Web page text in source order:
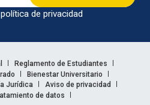
de privacidad
Reglamento de Estudiantes
Bienestar Universitario
Jurídica
Aviso de privacidad
de datos